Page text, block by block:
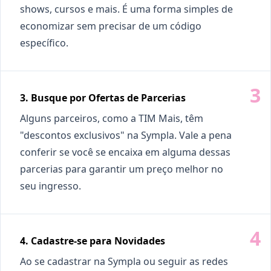
shows, cursos e mais. É uma forma simples de
economizar sem precisar de um código
específico.
3. Busque por Ofertas de Parcerias
Alguns parceiros, como a TIM Mais, têm
"descontos exclusivos" na Sympla. Vale a pena
conferir se você se encaixa em alguma dessas
parcerias para garantir um preço melhor no
seu ingresso.
4. Cadastre-se para Novidades
Ao se cadastrar na Sympla ou seguir as redes